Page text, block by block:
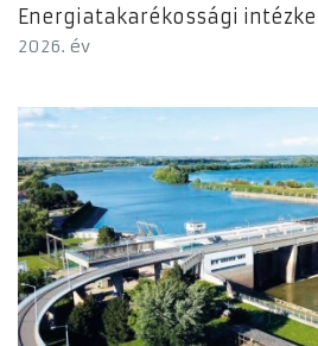
Energiatakarékossági
2026. év